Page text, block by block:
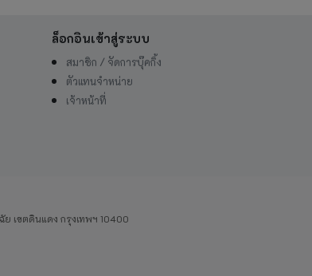
ล็อกอินเข้าสู่ระบบ
สมาชิก / จัดการบุ๊คกิ้ง
ตัวแทนจำหน่าย
เจ้าหน้าที่
เขตดินแดง กรุงเทพฯ 10400